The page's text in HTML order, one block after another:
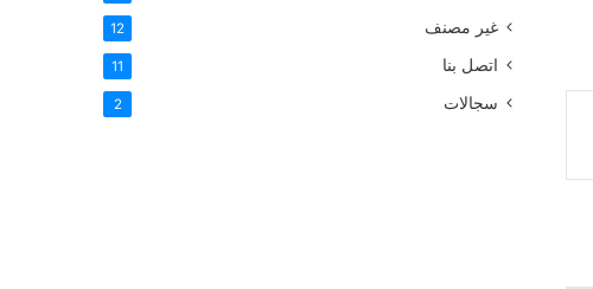
غير مصنف 12
اتصل بنا 11
سجالات 2